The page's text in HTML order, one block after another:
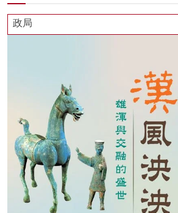
政局